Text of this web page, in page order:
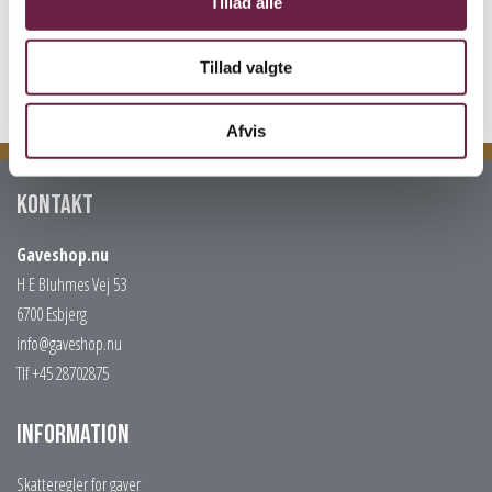
Tillad valgte
Afvis
FarveBlack, Cream, White
Kontakt
Gaveshop.nu
H E Bluhmes Vej 53
6700 Esbjerg
info@gaveshop.nu
Tlf +45 28702875
Information
Skatteregler for gaver